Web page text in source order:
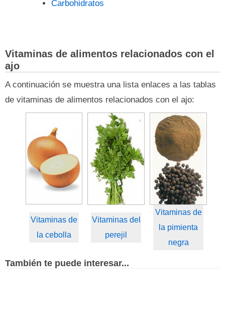
Carbohidratos
Vitaminas de alimentos relacionados con el
ajo
A continuación se muestra una lista enlaces a las tablas
de vitaminas de alimentos relacionados con el ajo:
Vitaminas de
la cebolla
Vitaminas del
perejil
Vitaminas de
la pimienta
negra
También te puede interesar...